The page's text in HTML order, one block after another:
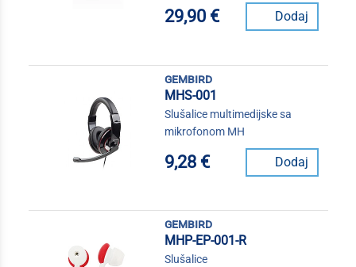
29,90 € Dodaj
gembird
MHS-001
Slušalice multimedijske sa
mikrofonom MH
9,28 € Dodaj
gembird
MHP-EP-001-R
Slušalice